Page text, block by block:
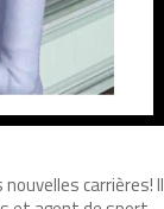
carrières! Il